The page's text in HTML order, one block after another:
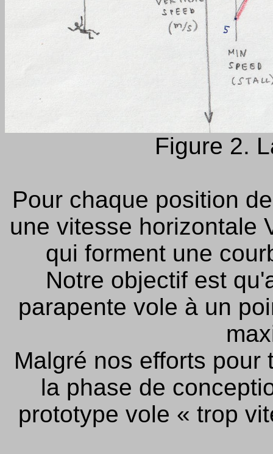
Figure 2.
Pour chaque position
une vitesse horizontale
qui forment une
Notre objectif est
parapente vole à un
Malgré nos efforts
la phase de
prototype vole « trop